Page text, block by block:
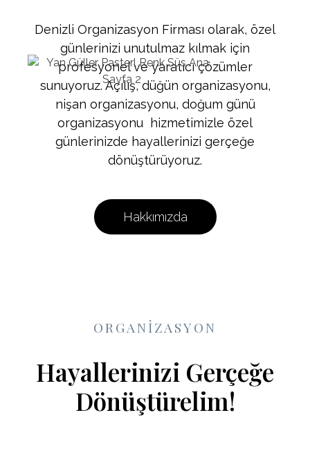
Denizli Organizasyon Firması olarak, özel
günlerinizi unutulmaz kılmak için
profesyonel ve yaratıcı çözümler
sunuyoruz. Açılış, düğün organizasyonu,
nişan organizasyonu, doğum günü
organizasyonu hizmetimizle özel
günlerinizde hayallerinizi gerçeğe
dönüştürüyoruz.
Hakkımızda
ORGANİZASYON
Hayallerinizi Gerçeğe
Dönüştürelim!